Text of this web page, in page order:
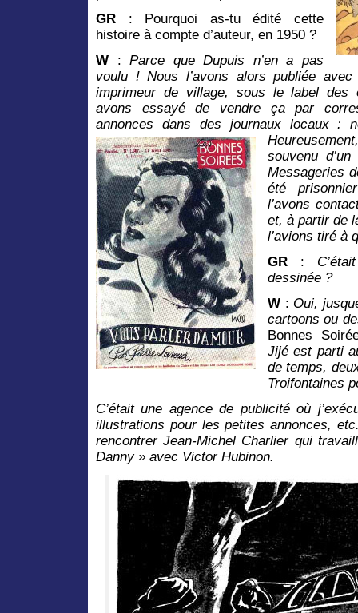
GR : Pourquoi as-tu édité cette
histoire à compte d’auteur, en 1950 ?
W :Parce que Dupuis n’en a pas
voulu ! Nous l’avons alors publiée
imprimeur de village, sous le label des
avons essayé de vendre ça par
annonces dans des journaux locaux :
souvenu
Messageries
été
l’avons
et, à partir de
l’avions tiré à
GR :
dessinée ?
W : Oui,
cartoons ou
Bonnes
Jijé est parti
de temps,
Troifontaines
C’était une agence de publicité où
illustrations pour les petites annonces,
rencontrer Jean-Michel Charlier qui
Danny » avec Victor Hubinon.